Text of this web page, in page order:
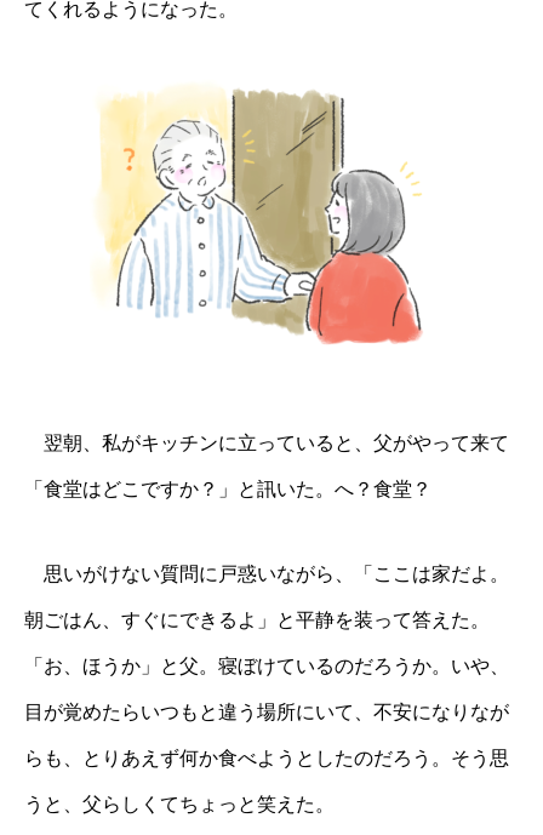
てくれるようになった。
翌朝、私がキッチンに立っていると、父がやって来て
「食堂はどこですか？」と訊いた。へ？食堂？
思いがけない質問に戸惑いながら、「ここは家だよ。
朝ごはん、すぐにできるよ」と平静を装って答えた。
「お、ほうか」と父。寝ぼけているのだろうか。いや、
目が覚めたらいつもと違う場所にいて、不安になりなが
らも、とりあえず何か食べようとしたのだろう。そう思
うと、父らしくてちょっと笑えた。